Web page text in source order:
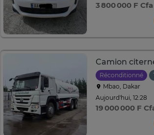
3 800 000 F Cfa
Camion
Réconditionné
Mbao, Dakar
Aujourd'hui, 12:28
19 000 000 F